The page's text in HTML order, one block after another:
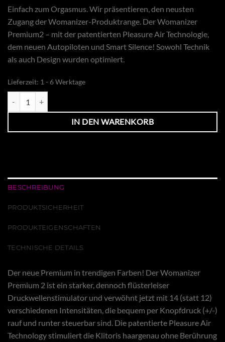
Einfach zum Orgasmus. Wir präsentieren, den neusten
Zugang der Womanizer-Produktrange. Der Womanizer
Premium2 – mit der patentierten Pleasure Air Technologie,
dem neuen Autopiloten und Smart Silence! Sowohl Technik
als auch Design wurden optimiert.
Lieferzeit: 1 - 6 Werktage
IN DEN WARENKORB
BESCHREIBUNG
PRODUKTSICHERHEIT
PRODUKTEIGENSCHAFTEN
TECHNISCHE DETAILS
Der neue Premium in trendigen Farben! Der Womanizer
Premium 2 ist ein starker, dennoch flüsterleiser
Druckwellenstimulator und verwöhnt jetzt mit 14 (statt 12)
verschiedenen Intensitäten, die bequem per Knopfdruck (+/-)
rauf und runter steuerbar sind. Die patentierte Pleasure Air
Technology stimuliert die Klitoris haargenau ohne Berührung